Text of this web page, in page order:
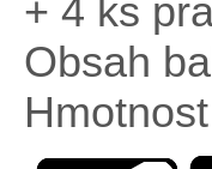
+ 4 ks
Obsah